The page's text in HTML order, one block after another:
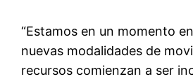
“Estamos en un momento
nuevas modalidades de
recursos comienzan a ser